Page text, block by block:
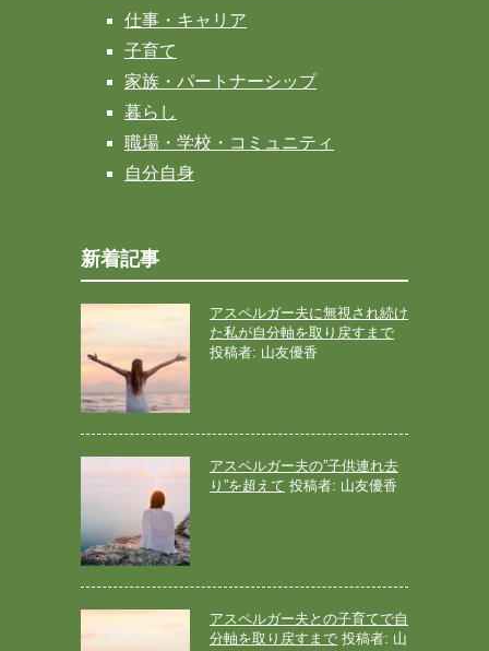
仕事・キャリア
子育て
家族・パートナーシップ
暮らし
職場・学校・コミュニティ
自分自身
新着記事
アスペルガー夫に無視され続け
た私が自分軸を取り戻すまで
投稿者: 山友優香
アスペルガー夫の”子供連れ去
り”を超えて 投稿者: 山友優香
アスペルガー夫との子育てで自
分軸を取り戻すまで 投稿者: 山